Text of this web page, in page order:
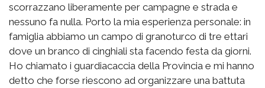
scorrazzano liberamente per campagne e strada e
nessuno fa nulla. Porto la mia esperienza personale: in
famiglia abbiamo un campo di granoturco di tre ettari
dove un branco di cinghiali sta facendo festa da giorni.
Ho chiamato i guardiacaccia della Provincia e mi hanno
detto che forse riescono ad organizzare una battuta